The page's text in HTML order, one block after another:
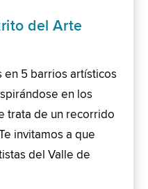
del Arte
en 5 barrios artísticos
en los
trata de un recorrido
invitamos a que
del Valle de